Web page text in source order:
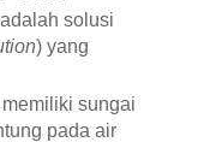
solusi
) yang
sungai
pada air